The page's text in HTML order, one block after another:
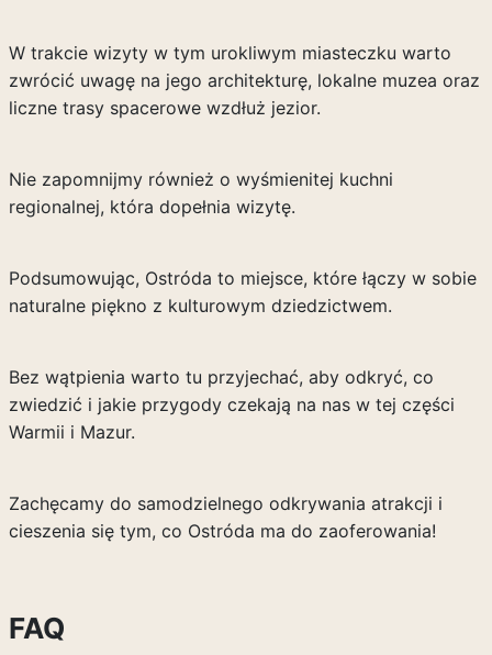
W trakcie wizyty w tym urokliwym miasteczku warto
zwrócić uwagę na jego architekturę, lokalne muzea oraz
liczne trasy spacerowe wzdłuż jezior.
Nie zapomnijmy również o wyśmienitej kuchni
regionalnej, która dopełnia wizytę.
Podsumowując, Ostróda to miejsce, które łączy w sobie
naturalne piękno z kulturowym dziedzictwem.
Bez wątpienia warto tu przyjechać, aby odkryć, co
zwiedzić i jakie przygody czekają na nas w tej części
Warmii i Mazur.
Zachęcamy do samodzielnego odkrywania atrakcji i
cieszenia się tym, co Ostróda ma do zaoferowania!
FAQ